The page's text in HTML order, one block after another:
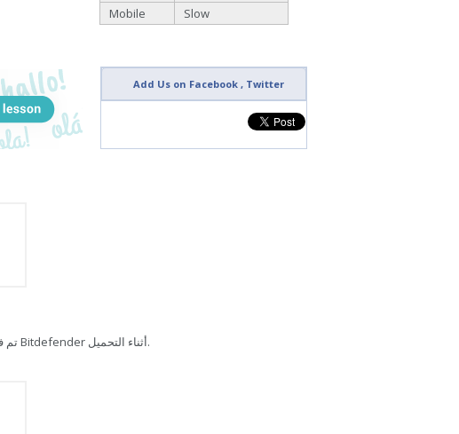
Mobile
Slow
Add Us on Facebook , Twitter
تم فحص هذا الملف بواسطة Bitdefender أثناء التحميل.